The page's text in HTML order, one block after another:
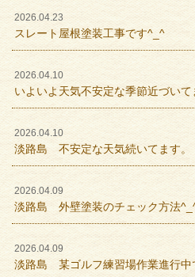
2026.04.23
スレート屋根塗装工事です^_^
2026.04.10
いよいよ天気不安定な季節近づいて
2026.04.10
淡路島 不安定な天気続いてます。
2026.04.09
淡路島 外壁塗装のチェック方法
2026.04.09
淡路島 某ゴルフ練習場作業進行中